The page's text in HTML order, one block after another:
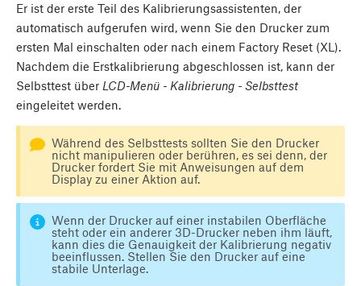
Er ist der erste Teil des Kalibrierungsassistenten, der
automatisch aufgerufen wird, wenn Sie den Drucker zum
ersten Mal einschalten oder nach einem Factory Reset (XL).
Nachdem die Erstkalibrierung abgeschlossen ist, kann der
Selbsttest über LCD-Menü - Kalibrierung - Selbsttest
eingeleitet werden.
Während des Selbsttests sollten Sie den Drucker
nicht manipulieren oder berühren, es sei denn, der
Drucker fordert Sie mit Anweisungen auf dem
Display zu einer Aktion auf.
Wenn der Drucker auf einer instabilen Oberfläche
steht oder ein anderer 3D-Drucker neben ihm läuft,
kann dies die Genauigkeit der Kalibrierung negativ
beeinflussen. Stellen Sie den Drucker auf eine
stabile Unterlage.